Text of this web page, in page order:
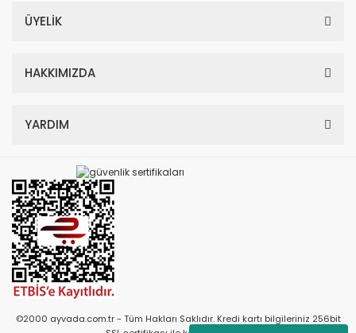
ÜYELİK
HAKKIMIZDA
YARDIM
©2000 ayvada.com.tr - Tüm Hakları Saklıdır. Kredi kartı bilgileriniz 256bit